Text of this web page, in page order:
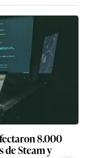
8.000
de Steam y